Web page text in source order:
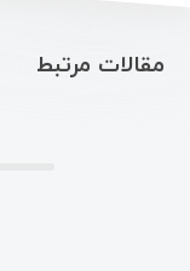
مقالات مرتبط